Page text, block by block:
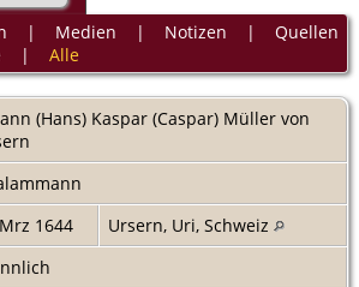
| Medien | Notizen | Quellen
| Alle
(Hans) Kaspar (Caspar) Müller von
1644
Ursern, Uri, Schweiz